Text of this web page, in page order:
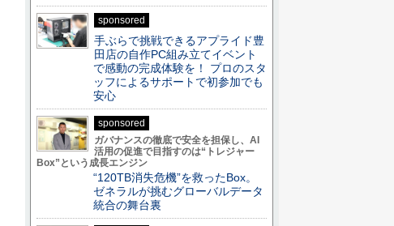
sponsored
手ぶらで挑戦できるアプライド豊
田店の自作PC組み立てイベント
で感動の完成体験を！ プロのスタ
ッフによるサポートで初参加でも
安心
sponsored
ガバナンスの徹底で安全を担保し、AI
活用の促進で目指すのは“トレジャー
Box”という成長エンジン
“120TB消失危機”を救ったBox。
ゼネラルが挑むグローバルデータ
統合の舞台裏